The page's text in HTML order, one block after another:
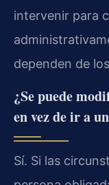
intervenir para
dependen de
¿Se puede
en vez de ir a
Sí. Si las